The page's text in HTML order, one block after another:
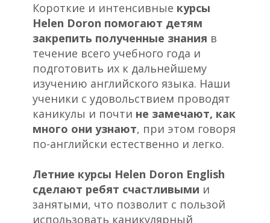
Короткие и интенсивные курсы
Helen Doron помогают детям
закрепить полученные знания в
течение всего учебного года и
подготовить их к дальнейшему
изучению английского языка. Наши
ученики с удовольствием проводят
каникулы и почти не замечают, как
много они узнают, при этом говоря
по-английски естественно и легко.
Летние курсы Helen Doron English
сделают ребят счастливыми и
занятыми, что позволит с пользой
использовать каникулярный